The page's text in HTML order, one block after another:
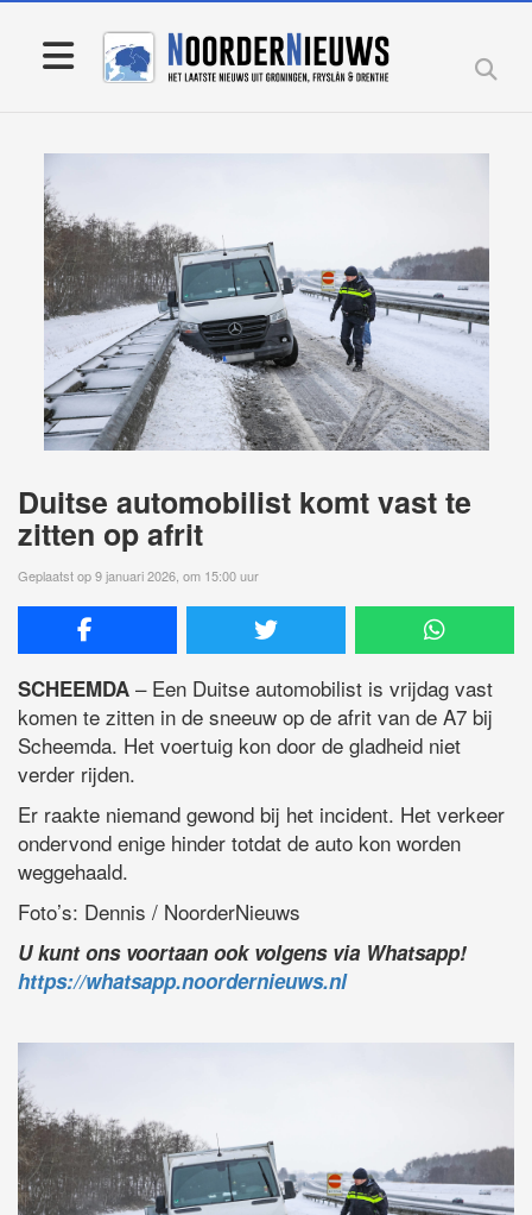
Duitse automobilist komt vast te
zitten op afrit
Geplaatst op 9 januari 2026, om 15:00 uur
SCHEEMDA – Een Duitse automobilist is vrijdag vast
komen te zitten in de sneeuw op de afrit van de A7 bij
Scheemda. Het voertuig kon door de gladheid niet
verder rijden.
Er raakte niemand gewond bij het incident. Het verkeer
ondervond enige hinder totdat de auto kon worden
weggehaald.
Foto’s: Dennis / NoorderNieuws
U kunt ons voortaan ook volgens via Whatsapp!
https://whatsapp.noordernieuws.nl